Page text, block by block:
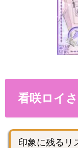
看咲ロイ
印象に残るリ